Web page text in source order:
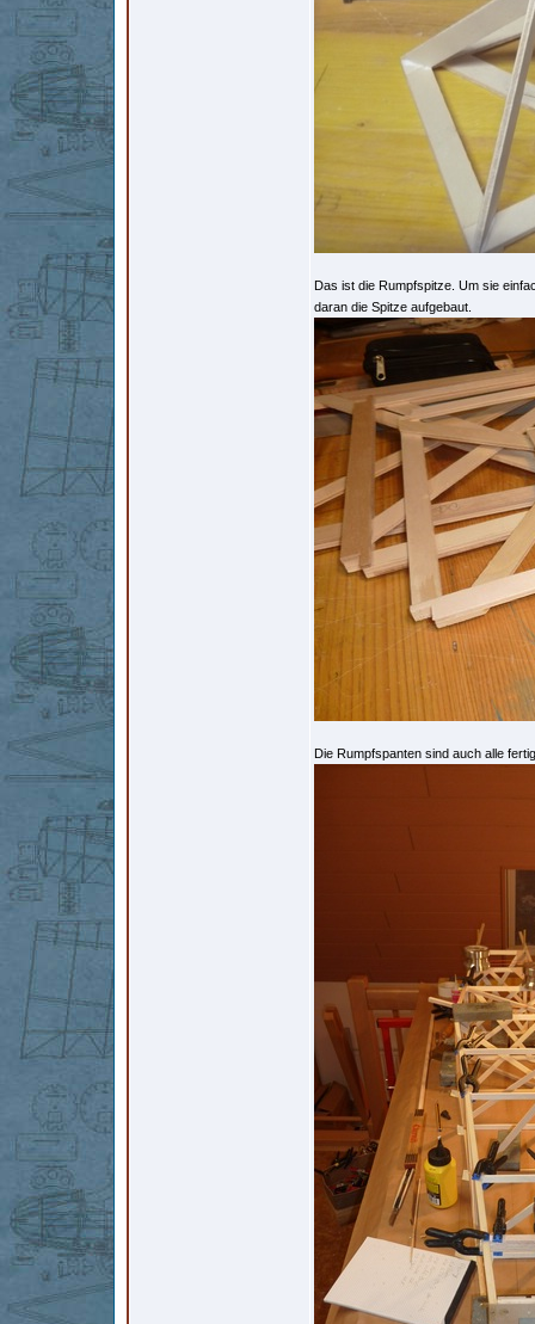
Das ist die Rumpfspitze. Um sie
daran die Spitze aufgebaut.
Die Rumpfspanten sind auch alle